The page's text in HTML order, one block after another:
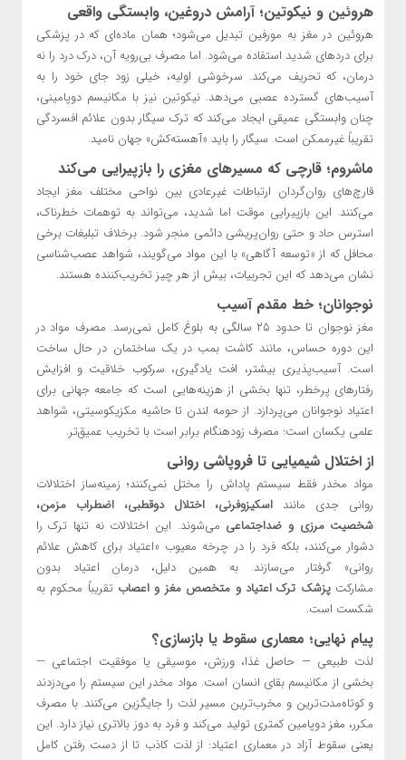
هروئین و نیکوتین؛ آرامش دروغین، وابستگی واقعی
هروئین در مغز به مورفین تبدیل می‌شود؛ همان ماده‌ای که در پزشکی
برای دردهای شدید استفاده می‌شود. اما مصرف بی‌رویه آن، درک درد را نه
درمان، که تحریف می‌کند. سرخوشی اولیه، خیلی زود جای خود را به
آسیب‌های گسترده عصبی می‌دهد. نیکوتین نیز با مکانیسم دوپامینی،
چنان وابستگی عمیقی ایجاد می‌کند که ترک سیگار بدون علائم افسردگی
تقریباً غیرممکن است. سیگار را باید «آهسته‌کش» جهان نامید.
ماشروم؛ قارچی که مسیرهای مغزی را بازپیرایی می‌کند
قارچ‌های روان‌گردان ارتباطات غیرعادی بین نواحی مختلف مغز ایجاد
می‌کنند. این بازپیرایی موقت اما شدید، می‌تواند به توهمات خطرناک،
استرس حاد و حتی روان‌پریشی دائمی منجر شود. برخلاف تبلیغات برخی
محافل که از «توسعه آگاهی» با این مواد می‌گویند، شواهد عصب‌شناسی
نشان می‌دهد که این تجربیات، بیش از هر چیز تخریب‌کننده هستند.
نوجوانان؛ خط مقدم آسیب
مغز نوجوان تا حدود ۲۵ سالگی به بلوغ کامل نمی‌رسد. مصرف مواد در
این دوره حساس، مانند کاشت بمب در یک ساختمان در حال ساخت
است. آسیب‌پذیری بیشتر، افت یادگیری، سرکوب خلاقیت و افزایش
رفتارهای پرخطر، تنها بخشی از هزینه‌هایی است که جامعه جهانی برای
اعتیاد نوجوانان می‌پردازد. از حومه لندن تا حاشیه مکزیکوسیتی، شواهد
علمی یکسان است: مصرف زودهنگام برابر است با تخریب عمیق‌تر.
از اختلال شیمیایی تا فروپاشی روانی
مواد مخدر فقط سیستم پاداش را مختل نمی‌کنند؛ زمینه‌ساز اختلالات
روانی جدی مانند اسکیزوفرنی، اختلال دوقطبی، اضطراب مزمن،
شخصیت مرزی و ضداجتماعی می‌شوند. این اختلالات نه تنها ترک را
دشوار می‌کنند، بلکه فرد را در چرخه معیوب «اعتیاد برای کاهش علائم
روانی» گرفتار می‌سازند. به همین دلیل، درمان اعتیاد بدون
مشارکتپزشک ترک اعتیاد و متخصص مغز و اعصاب تقریباً محکوم به
شکست است.
پیام نهایی؛ معماری سقوط یا بازسازی؟
لذت طبیعی — حاصل غذا، ورزش، موسیقی یا موفقیت اجتماعی —
بخشی از مکانیسم بقای انسان است. مواد مخدر این سیستم را می‌دزدند
و کوتاه‌مدت‌ترین و مخرب‌ترین مسیر لذت را جایگزین می‌کنند. با مصرف
مکرر، مغز دوپامین کمتری تولید می‌کند و فرد به دوز بالاتری نیاز دارد. این
یعنی سقوط آزاد در معماری اعتیاد: از لذت کاذب تا از دست رفتن کامل